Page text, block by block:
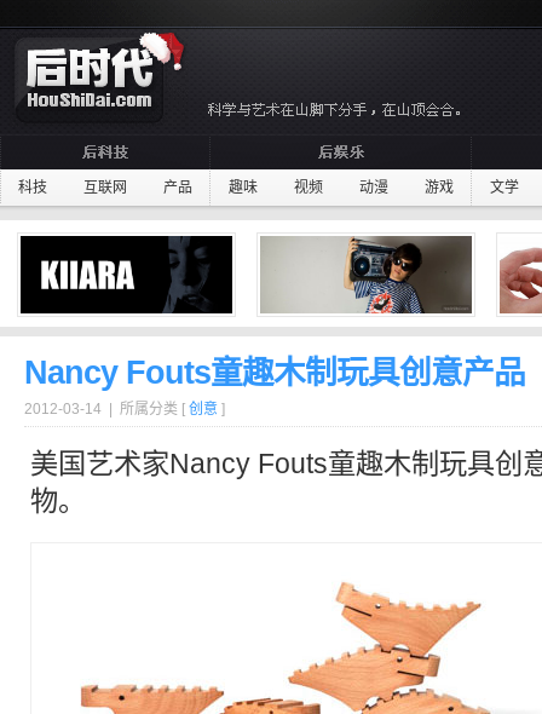
科技 互联网 产品 趣味 视频 动漫 游戏 文学
Nancy Fouts童趣木制玩具创意产品
2012-03-14 | 所属分类 [ 创意 ]
美国艺术家Nancy Fouts童趣木制玩具创
物。